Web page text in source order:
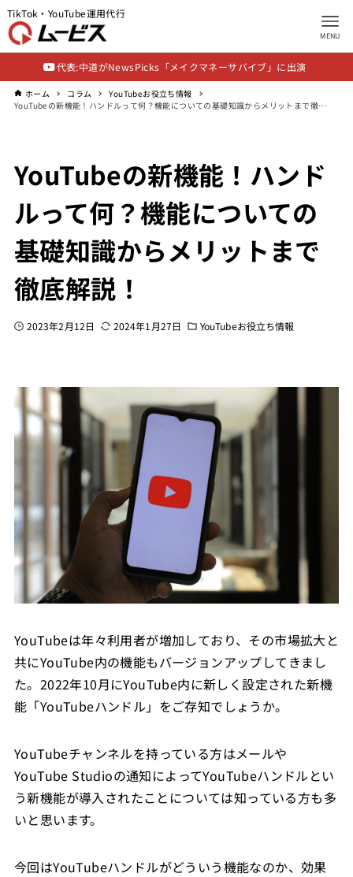
MENU
TikTok・YouTube運用代行
代表:中道がNewsPicks「メイクマネーサバイブ」に出演
ホーム コラム
YouTubeお役立ち情報
YouTubeの新機能！ハンドルって何？機能についての基礎知識からメリットまで徹底解説！
YouTubeの新機能！ハンド
ルって何？機能についての
基礎知識からメリットまで
徹底解説！
2023年2月12日 2024年1月27日 YouTubeお役立ち情報
YouTubeは年々利用者が増加しており、その市場拡大と
共にYouTube内の機能もバージョンアップしてきまし
た。2022年10月にYouTube内に新しく設定された新機
能「YouTubeハンドル」をご存知でしょうか。
YouTubeチャンネルを持っている方はメールや
YouTube Studioの通知によってYouTubeハンドルとい
う新機能が導入されたことについては知っている方も多
いと思います。
今回はYouTubeハンドルがどういう機能なのか、効果